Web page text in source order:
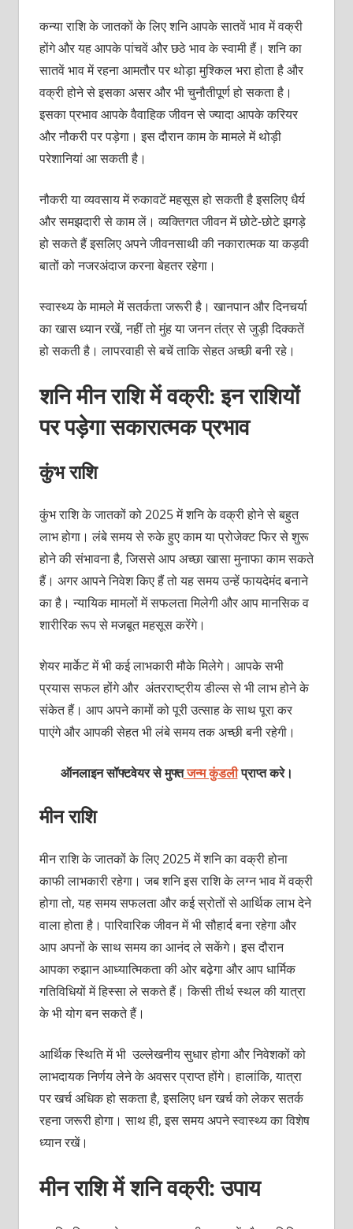
कन्या राशि के जातकों के लिए शनि आपके सातवें भाव में वक्री
होंगे और यह आपके पांचवें और छठे भाव के स्वामी हैं। शनि का
सातवें भाव में रहना आमतौर पर थोड़ा मुश्किल भरा होता है और
वक्री होने से इसका असर और भी चुनौतीपूर्ण हो सकता है।
इसका प्रभाव आपके वैवाहिक जीवन से ज्यादा आपके करियर
और नौकरी पर पड़ेगा। इस दौरान काम के मामले में थोड़ी
परेशानियां आ सकती है।
नौकरी या व्यवसाय में रुकावटें महसूस हो सकती है इसलिए धैर्य
और समझदारी से काम लें। व्यक्तिगत जीवन में छोटे-छोटे झगड़े
हो सकते हैं इसलिए अपने जीवनसाथी की नकारात्मक या कड़वी
बातों को नजरअंदाज करना बेहतर रहेगा।
स्वास्थ्य के मामले में सतर्कता जरूरी है। खानपान और दिनचर्या
का खास ध्यान रखें, नहीं तो मुंह या जनन तंत्र से जुड़ी दिक्कतें
हो सकती है। लापरवाही से बचें ताकि सेहत अच्छी बनी रहे।
शनि मीन राशि में वक्री: इन राशियों
पर पड़ेगा सकारात्मक प्रभाव
कुंभ राशि
कुंभ राशि के जातकों को 2025 में शनि के वक्री होने से बहुत
लाभ होगा। लंबे समय से रुके हुए काम या प्रोजेक्ट फिर से शुरू
होने की संभावना है, जिससे आप अच्छा खासा मुनाफा काम सकते
हैं। अगर आपने निवेश किए हैं तो यह समय उन्हें फायदेमंद बनाने
का है। न्यायिक मामलों में सफलता मिलेगी और आप मानसिक व
शारीरिक रूप से मजबूत महसूस करेंगे।
शेयर मार्केट में भी कई लाभकारी मौके मिलेगे। आपके सभी
प्रयास सफल होंगे और अंतरराष्ट्रीय डील्स से भी लाभ होने के
संकेत हैं। आप अपने कामों को पूरी उत्साह के साथ पूरा कर
पाएंगे और आपकी सेहत भी लंबे समय तक अच्छी बनी रहेगी।
ऑनलाइन सॉफ्टवेयर से मुफ्तजन्म कुंडलीप्राप्त करे।
मीन राशि
मीन राशि के जातकों के लिए 2025 में शनि का वक्री होना
काफी लाभकारी रहेगा। जब शनि इस राशि के लग्न भाव में वक्री
होगा तो, यह समय सफलता और कई स्रोतों से आर्थिक लाभ देने
वाला होता है। पारिवारिक जीवन में भी सौहार्द बना रहेगा और
आप अपनों के साथ समय का आनंद ले सकेंगे। इस दौरान
आपका रुझान आध्यात्मिकता की ओर बढ़ेगा और आप धार्मिक
गतिविधियों में हिस्सा ले सकते हैं। किसी तीर्थ स्थल की यात्रा
के भी योग बन सकते हैं।
आर्थिक स्थिति में भी उल्लेखनीय सुधार होगा और निवेशकों को
लाभदायक निर्णय लेने के अवसर प्राप्त होंगे। हालांकि, यात्रा
पर खर्च अधिक हो सकता है, इसलिए धन खर्च को लेकर सतर्क
रहना जरूरी होगा। साथ ही, इस समय अपने स्वास्थ्य का विशेष
ध्यान रखें।
मीन राशि में शनि वक्री: उपाय